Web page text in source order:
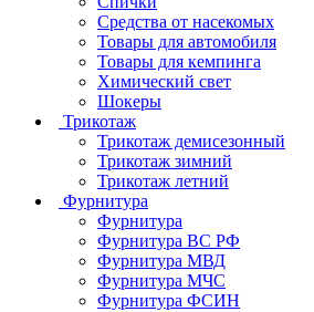
Средства от насекомых
Товары для автомобиля
Товары для кемпинга
Химический свет
Шокеры
Трикотаж
Трикотаж демисезонный
Трикотаж зимний
Трикотаж летний
Фурнитура
Фурнитура
Фурнитура ВС РФ
Фурнитура МВД
Фурнитура МЧС
Фурнитура ФСИН